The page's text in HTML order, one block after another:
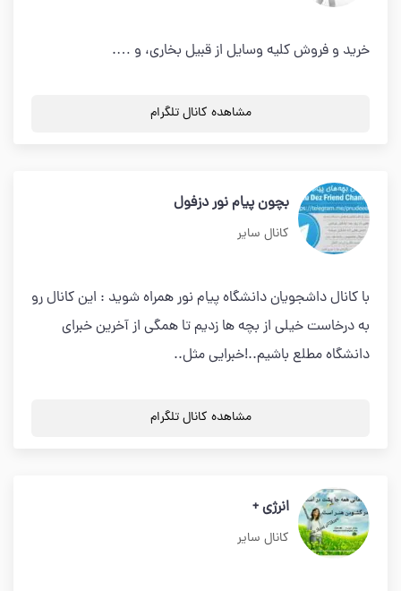
خرید و فروش کلیه وسایل از قبیل بخاری، و ….
مشاهده کانال تلگرام
بچون پیام نور دزفول
کانال سایر
با کانال داشجویان دانشگاه پیام نور همراه شوید : این کانال رو
به درخاست خیلی از بچه ها زدیم تا همگی از آخرین خبرای
دانشگاه مطلع باشیم..!خبرایی مثل..
مشاهده کانال تلگرام
انرژی +
کانال سایر